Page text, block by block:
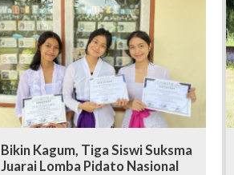
Bikin Kagum, Tiga Siswi Suksma
Juarai Lomba Pidato Nasional